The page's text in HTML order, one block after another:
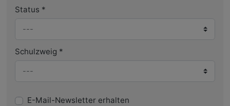
Status *
Schulzweig *
E-Mail-Newsletter erhalten